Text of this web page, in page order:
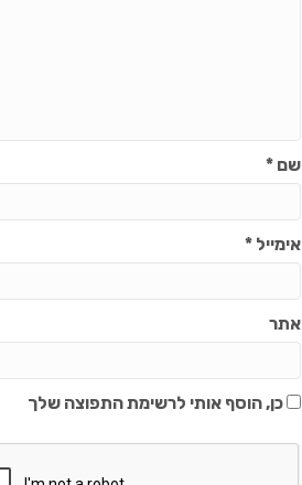
שם*
אימייל*
אתר
כן, הוסף אותי לרשימת התפוצה שלך